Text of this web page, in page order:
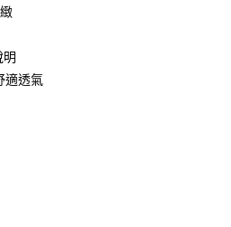
完成結帳。
連結，可透過四大超商
交易完成。
您需要取消訂單，請聯
為有效，需透過AFTEE
面顯示為準，若有關於
請聯繫「AFTEE先享後
support/home
適透氣